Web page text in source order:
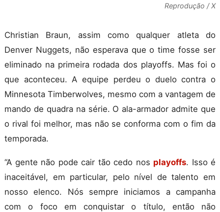
Reprodução / X
Christian Braun, assim como qualquer atleta do
Denver Nuggets, não esperava que o time fosse ser
eliminado na primeira rodada dos playoffs. Mas foi o
que aconteceu. A equipe perdeu o duelo contra o
Minnesota Timberwolves, mesmo com a vantagem de
mando de quadra na série. O ala-armador admite que
o rival foi melhor, mas não se conforma com o fim da
temporada.
“A gente não pode cair tão cedo nos playoffs. Isso é
inaceitável, em particular, pelo nível de talento em
nosso elenco. Nós sempre iniciamos a campanha
com o foco em conquistar o título, então não